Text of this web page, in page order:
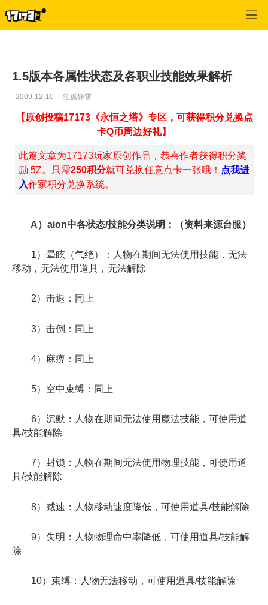
1.5版本各属性状态及各职业技能效果解析
2009-12-10 独孤静雪
【原创投稿17173《永恒之塔》专区，可获得积分兑换点
卡Q币周边好礼】
此篇文章为17173玩家原创作品，恭喜作者获得积分奖
励 5Z。只需250积分就可兑换任意点卡一张哦！ 点我进
入作家积分兑换系统。
A）aion中各状态/技能分类说明：（资料来源台服）
1）晕眩（气绝）：人物在期间无法使用技能，无法
移动，无法使用道具，无法解除
2）击退：同上
3）击倒：同上
4）麻痹：同上
5）空中束缚：同上
6）沉默：人物在期间无法使用魔法技能，可使用道
具/技能解除
7）封锁：人物在期间无法使用物理技能，可使用道
具/技能解除
8）减速：人物移动速度降低，可使用道具/技能解除
9）失明：人物物理命中率降低，可使用道具/技能解
除
10）束缚：人物无法移动，可使用道具/技能解除